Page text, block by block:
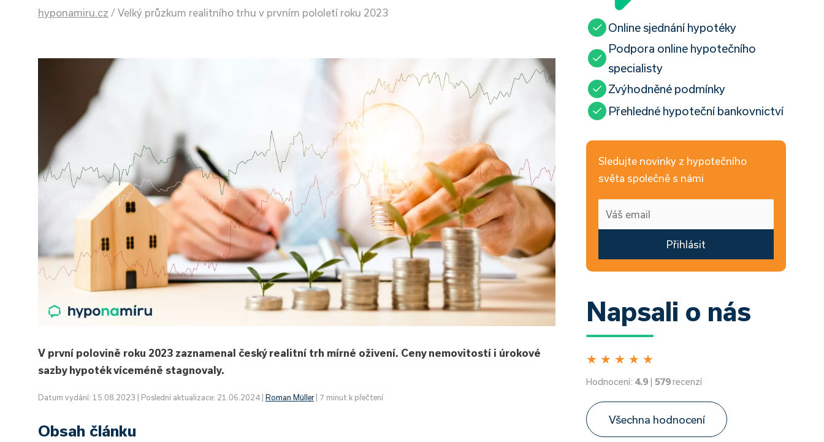
hyponamiru.cz / Velký průzkum realitního trhu v prvním pololetí roku 2023
V první polovině roku 2023 zaznamenal český realitní trh mírné oživení. Ceny nemovitostí i úrokové
sazby hypoték víceméně stagnovaly.
Datum vydání: 15.08.2023 | Poslední aktualizace: 21.06.2024 | Roman Müller| 7 minut k přečtení
Obsah článku
Online sjednání hypotéky
Podpora online hypotečního
specialisty
Zvýhodněné podmínky
Přehledné hypoteční bankovnictví
Sledujte novinky z hypotečního
světa společně s námi
Přihlásit
Napsali o nás
★ ★ ★ ★ ★
Hodnocení: 4.9 | 579recenzí
Všechna hodnocení